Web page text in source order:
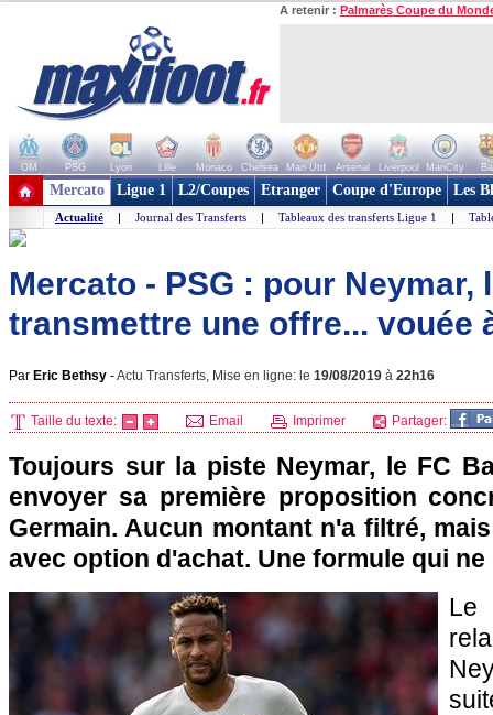
A retenir : Palmarès Coupe du
OM PSG Lyon Lille Monaco Chelsea Man Utd Arsenal Liverpool ManCity
+ de clubs
Mercato Ligue 1 L2/Coupes Etranger Coupe d'Europe Les
Actualité | Journal des Transferts | Tableaux des transferts Ligue 1 |
Mercato - PSG : pour Neymar,
transmettre une offre... vouée
Par Eric Bethsy -Actu Transferts, Mise en ligne: le 19/08/2019 à 22h16
Taille du texte: Email Imprimer Partager:
Toujours sur la piste Neymar, le FC
envoyer sa première proposition
Germain. Aucun montant n'a filtré,
avec option d'achat. Une formule qui
Le